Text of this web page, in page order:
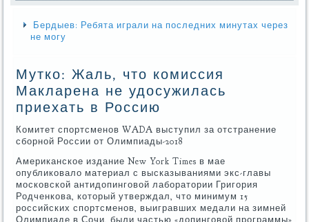
Бердыев: Ребята играли на последних минутах через
не могу
Мутко: Жаль, что комиссия
Макларена не удосужилась
приехать в Россию
Комитет спортсменов WADA выступил за отстранение
сборной России от Олимпиады-2018
Американское издание New York Times в мае
опубликовало материал с высказываниями экс-главы
московской антидопинговой лаборатории Григория
Родченкова, который утверждал, что минимум 15
российских спортсменов, выигравших медали на зимней